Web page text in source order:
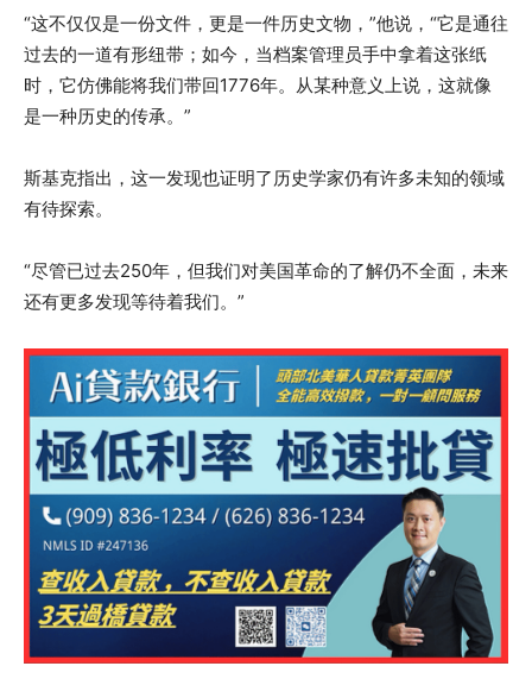
“这不仅仅是一份文件，更是一件历史文物，”他说，“它是通往
过去的一道有形纽带；如今，当档案管理员手中拿着这张纸
时，它仿佛能将我们带回1776年。从某种意义上说，这就像
是一种历史的传承。”
斯基克指出，这一发现也证明了历史学家仍有许多未知的领域
有待探索。
“尽管已过去250年，但我们对美国革命的了解仍不全面，未来
还有更多发现等待着我们。”